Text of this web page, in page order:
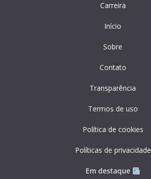
Carreira
Início
Sobre
Contato
Transparência
Termos de uso
Política de cookies
Políticas de privacidade
Em destaque